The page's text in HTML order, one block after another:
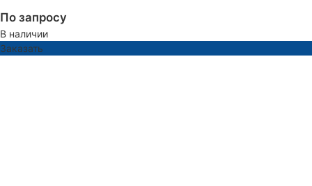
По запросу
В наличии
Заказать